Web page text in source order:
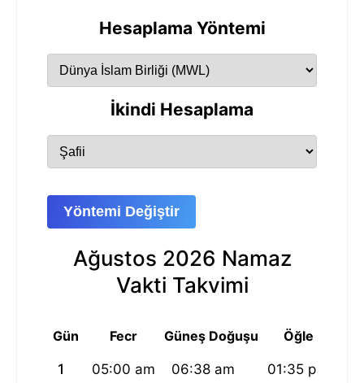
Hesaplama Yöntemi
İkindi Hesaplama
Yöntemi Değiştir
Ağustos 2026 Namaz
Vakti Takvimi
Gün Fecr Güneş Doğuşu Öğle
1 05:00 am 06:38 am 01:35 pm